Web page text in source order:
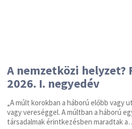
A nemzetközi helyzet?
2026. I. negyedév
„A múlt korokban a háború előbb
vagy vereséggel. A múltban a háború
társadalmak érintkezésben maradtak